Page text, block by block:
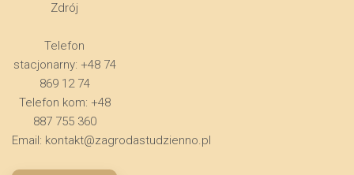
Zdrój
Telefon
stacjonarny: +48 74
869 12 74
Telefon kom: +48
887 755 360
Email: kontakt@zagrodastudzienno.pl